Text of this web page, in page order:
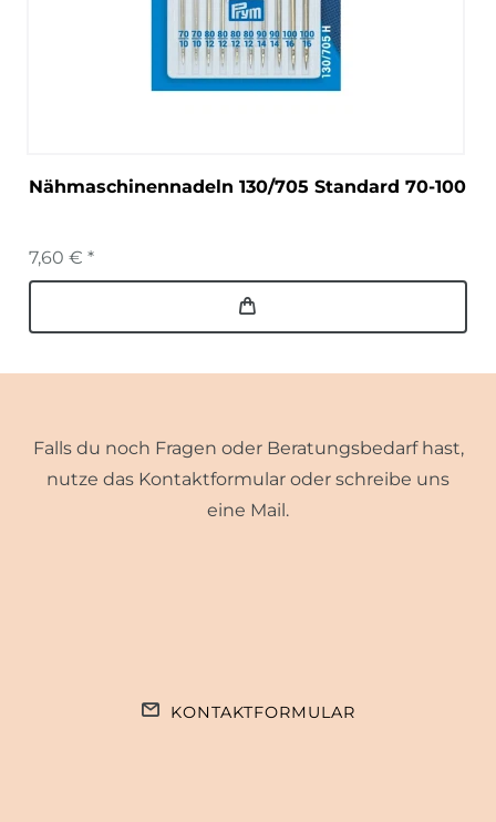
Nähmaschinennadeln 130/705 Standard 70-100
7,60 € *
Falls du noch Fragen oder Beratungsbedarf hast,
nutze das Kontaktformular oder schreibe uns
eine Mail.
KONTAKTFORMULAR